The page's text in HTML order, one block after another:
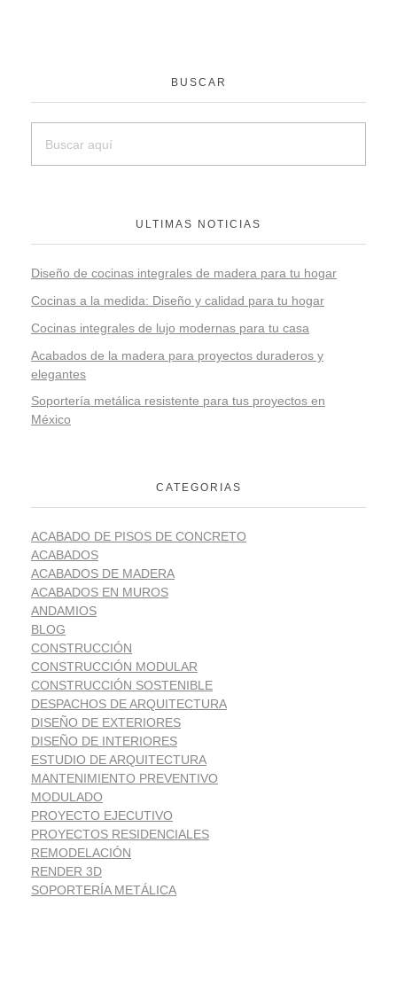
BUSCAR
ULTIMAS NOTICIAS
Diseño de cocinas integrales de madera para tu hogar
Cocinas a la medida: Diseño y calidad para tu hogar
Cocinas integrales de lujo modernas para tu casa
Acabados de la madera para proyectos duraderos y
elegantes
Soportería metálica resistente para tus proyectos en
México
CATEGORIAS
ACABADO DE PISOS DE CONCRETO
ACABADOS
ACABADOS DE MADERA
ACABADOS EN MUROS
ANDAMIOS
BLOG
CONSTRUCCIÓN
CONSTRUCCIÓN MODULAR
CONSTRUCCIÓN SOSTENIBLE
DESPACHOS DE ARQUITECTURA
DISEÑO DE EXTERIORES
DISEÑO DE INTERIORES
ESTUDIO DE ARQUITECTURA
MANTENIMIENTO PREVENTIVO
MODULADO
PROYECTO EJECUTIVO
PROYECTOS RESIDENCIALES
REMODELACIÓN
RENDER 3D
SOPORTERÍA METÁLICA